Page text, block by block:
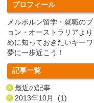
プロフィール
メルボルン留学・就職の
ョン・オーストラリアよ
めに知っておきたいキー
夢に一歩近こう！
記事一覧
最近の記事
2013年10月 (1)